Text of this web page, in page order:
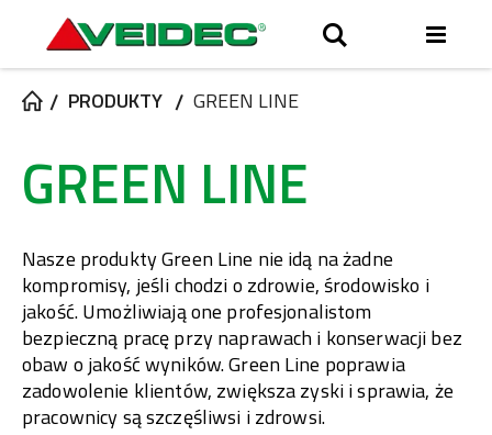
PRODUKTY GREEN LINE
GREEN LINE
Nasze produkty Green Line nie idą na żadne
kompromisy, jeśli chodzi o zdrowie, środowisko i
jakość. Umożliwiają one profesjonalistom
bezpieczną pracę przy naprawach i konserwacji bez
obaw o jakość wyników. Green Line poprawia
zadowolenie klientów, zwiększa zyski i sprawia, że
pracownicy są szczęśliwsi i zdrowsi.